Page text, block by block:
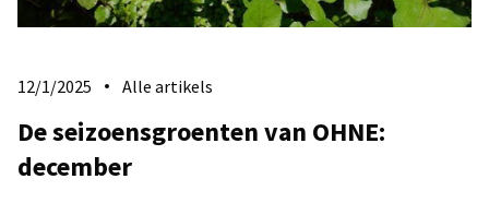
12/1/2025 Alle artikels
De seizoensgroenten van OHNE:
december